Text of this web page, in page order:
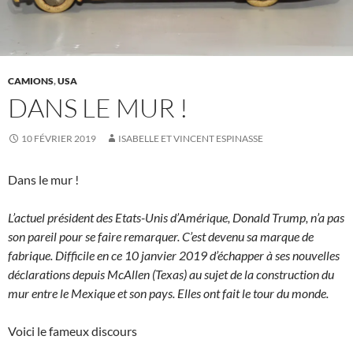
CAMIONS,USA
DANS LE MUR !
10 FÉVRIER 2019 ISABELLE ET VINCENT ESPINASSE
Dans le mur !
L’actuel président des Etats-Unis d’Amérique, Donald Trump, n’a pas
son pareil pour se faire remarquer. C’est devenu sa marque de
fabrique. Difficile en ce 10 janvier 2019 d’échapper à ses nouvelles
déclarations depuis McAllen (Texas) au sujet de la construction du
mur entre le Mexique et son pays. Elles ont fait le tour du monde.
Voici le fameux discours